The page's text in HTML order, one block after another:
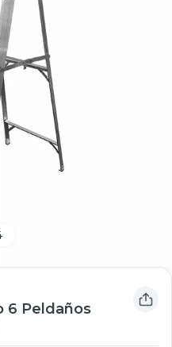
6 Peldaños